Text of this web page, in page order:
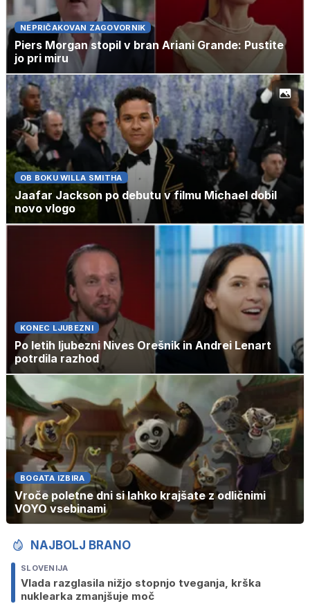
NEPRIČAKOVAN ZAGOVORNIK
Piers Morgan stopil v bran Ariani Grande: Pustite
jo pri miru
OB BOKU WILLA SMITHA
Jaafar Jackson po debutu v filmu Michael dobil
novo vlogo
KONEC LJUBEZNI
Po letih ljubezni Nives Orešnik in Andrei Lenart
potrdila razhod
BOGATA IZBIRA
Vroče poletne dni si lahko krajšate z odličnimi
VOYO vsebinami
NAJBOLJ BRANO
SLOVENIJA
Vlada razglasila nižjo stopnjo tveganja, krška
nuklearka zmanjšuje moč